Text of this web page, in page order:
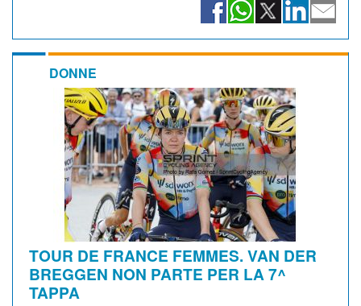
DONNE
TOUR DE FRANCE FEMMES. VAN DER
BREGGEN NON PARTE PER LA 7^
TAPPA